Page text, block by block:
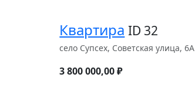
Квартира ID 32
село Супсех, Советская улица, 6А
3 800 000,00 ₽